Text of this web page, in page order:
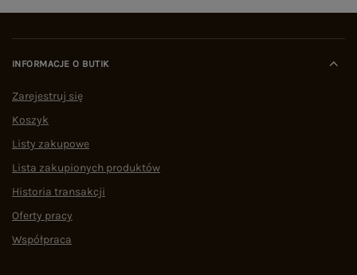
INFORMACJE O BUTIK
Zarejestruj się
Koszyk
Listy zakupowe
Lista zakupionych produktów
Historia transakcji
Oferty pracy
Współpraca